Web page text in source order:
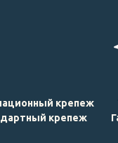
крепеж
крепеж